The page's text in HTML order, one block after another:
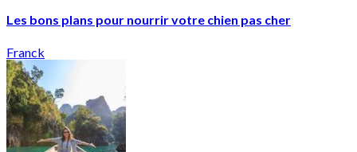
Les bons plans pour nourrir votre chien pas cher
Franck